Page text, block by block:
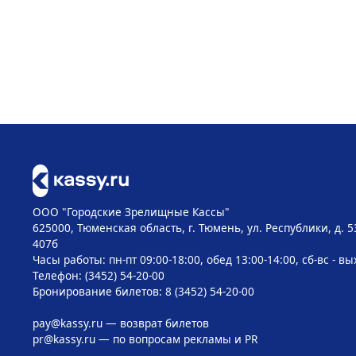
ООО "Городские Зрелищные Кассы"
625000, Тюменская область, г. Тюмень, ул. Республики, д.
407б
Часы работы: пн-пт 09:00-18:00, обед 13:00-14:00, сб-вс -
Телефон: (3452) 54-20-00
Бронирование билетов: 8 (3452) 54-20-00
pay@kassy.ru— возврат билетов
pr@kassy.ru— по вопросам рекламы и PR